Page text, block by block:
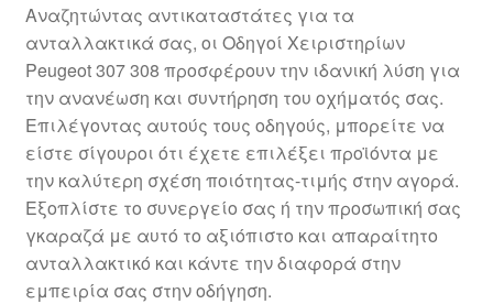
πληρωμές
Πολιτική Απορρήτου
Σχετικά με εμάς
Αναζητώντας αντικαταστάτες για τα
ανταλλακτικά σας, οι Οδηγοί Χειριστηρίων
Peugeot 307 308 προσφέρουν την ιδανική λύση για
την ανανέωση και συντήρηση του οχήματός σας.
Επιλέγοντας αυτούς τους οδηγούς, μπορείτε να
είστε σίγουροι ότι έχετε επιλέξει προϊόντα με
την καλύτερη σχέση ποιότητας-τιμής στην αγορά.
Εξοπλίστε το συνεργείο σας ή την προσωπική σας
γκαραζά με αυτό το αξιόπιστο και απαραίτητο
ανταλλακτικό και κάντε την διαφορά στην
εμπειρία σας στην οδήγηση.